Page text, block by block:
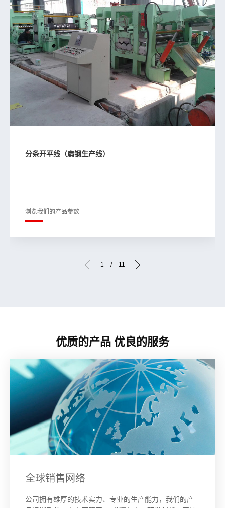
分条开平线（扁钢生产线）
浏览我们的产品参数
1 / 11
优质的产品 优良的服务
全球销售网络
公司拥有雄厚的技术实力、专业的生产能力，我们的产